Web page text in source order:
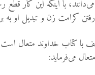
با اینکه این کار
کرامت زن و تبدیل او به
با کتاب خداوند متعال
می‌فرماید: